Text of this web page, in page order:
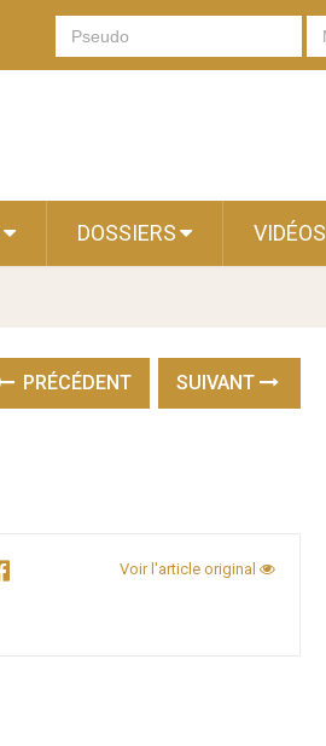
DOSSIERS VIDÉOS
PRÉCÉDENT SUIVANT
Voir l'article original